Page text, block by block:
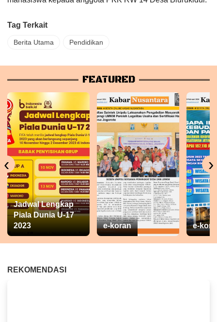
Tag Terkait
Berita Utama Pendidikan
FEATURED
Jadwal Lengkap
Piala Dunia U-17
2023
e-koran e-
‹ ›
REKOMENDASI